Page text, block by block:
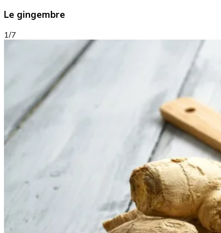
Le gingembre
1/7